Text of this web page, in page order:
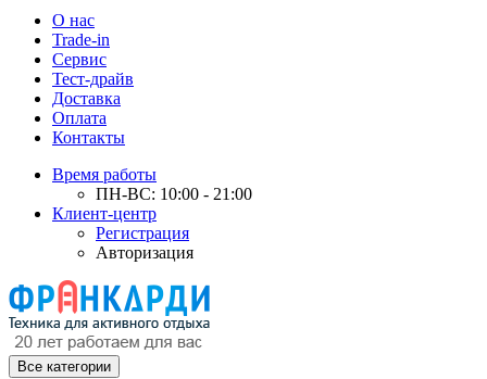
О нас
Trade-in
Сервис
Тест-драйв
Доставка
Оплата
Контакты
Время работы
ПН-ВС: 10:00 - 21:00
Клиент-центр
Регистрация
Авторизация
Все категории